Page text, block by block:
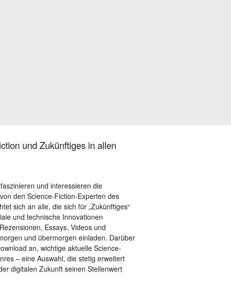
und Zukünftiges in allen
und interessieren die
den Science-Fiction-Experten des
sich an alle, die sich für „Zukünftiges“
und technische Innovationen
Essays, Videos und
und übermorgen einladen. Darüber
an, wichtige aktuelle Science-
– eine Auswahl, die stetig erweitert
digitalen Zukunft seinen Stellenwert